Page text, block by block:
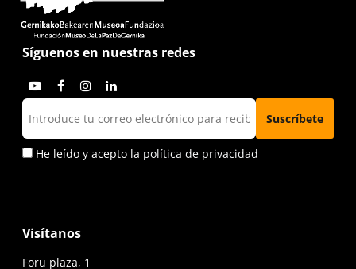
Síguenos en nuestras redes
He leído y acepto la política de privacidad
Visítanos
Foru plaza, 1